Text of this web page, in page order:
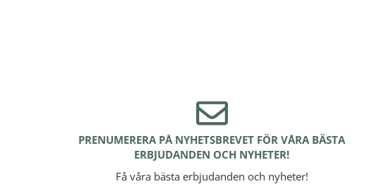
PRENUMERERA PÅ NYHETSBREVET FÖR VÅRA BÄSTA
ERBJUDANDEN OCH NYHETER!
Få våra bästa erbjudanden och nyheter!